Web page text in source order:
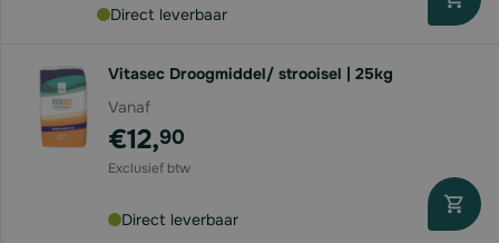
Direct leverbaar
Vitasec Droogmiddel/ strooisel | 25kg
Vanaf
€12,90
Direct leverbaar